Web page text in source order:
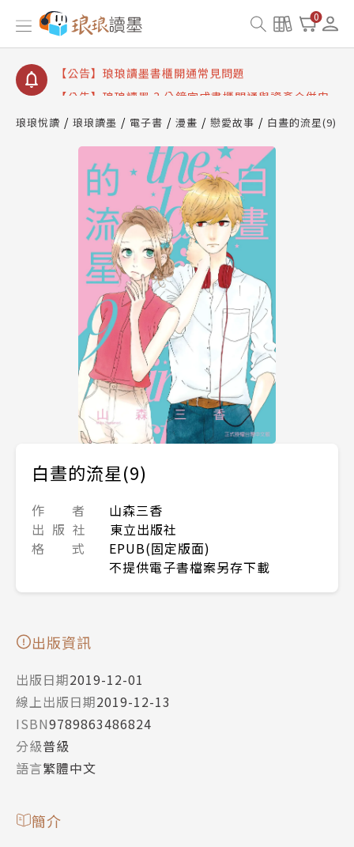
0
【公告】琅琅讀墨數位閱讀資產合併與書櫃開通申請
【公告】琅琅讀墨書櫃開通常見問題
【公告】琅琅讀墨 3 分鐘完成書櫃開通與資產合併申
查詢
【公告】琅琅讀墨數位閱讀資產合併與書櫃開通申請
琅琅悅讀 琅琅讀墨 電子書 漫畫 戀愛故事 白晝的流星(9)
白晝的流星(9)
作 者
山森三香
出 版 社
東立出版社
格 式
EPUB(固定版面)
不提供電子書檔案另存下載
出版資訊
出版日期2019-12-01
線上出版日期2019-12-13
ISBN9789863486824
分級普級
語言繁體中文
簡介